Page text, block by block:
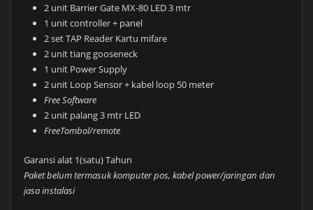
2 unit Barrier Gate MX-80 LED 3 mtr
1 unit controller + panel
2 set TAP Reader Kartu mifare
2 unit tiang gooseneck
1 unit Power Supply
2 unit Loop Sensor + kabel loop 50 meter
Free Software
2 unit palang 3 mtr LED
FreeTombol/remote
Garansi alat 1(satu) Tahun
Paket belum termasuk komputer pos, kabel power/jaringan dan
jasa instalasi